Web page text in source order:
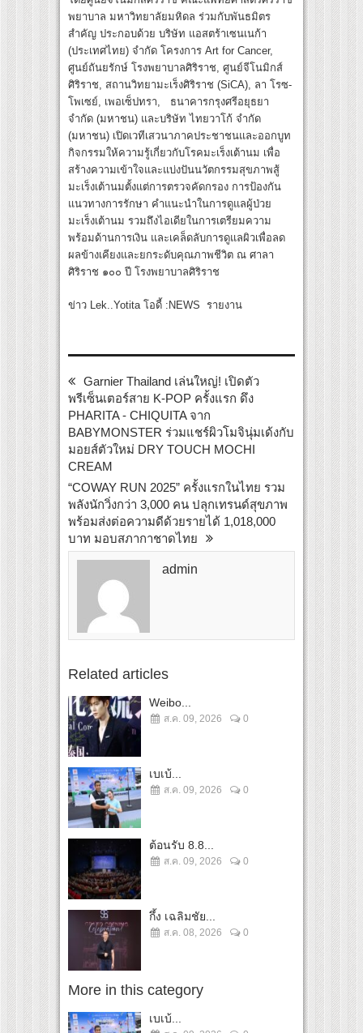
พยาบาล มหาวิทยาลัยมหิดล ร่วมกับพันธมิตร
สำคัญ ประกอบด้วย บริษัท แอสตร้าเซนเนก้า
(ประเทศไทย) จำกัด โครงการ Art for Cancer,
ศูนย์ถันยรักษ์ โรงพยาบาลศิริราช, ศูนย์จีโนมิกส์
ศิริราช, สถานวิทยามะเร็งศิริราช (SiCA), ลา โรซ-
โพเซย์, เพอเซ็ปทรา, ธนาคารกรุงศรีอยุธยา
จำกัด (มหาชน) และบริษัท ไทยวาโก้ จำกัด
(มหาชน) เปิดเวทีเสวนาภาคประชาชนและออกบูท
กิจกรรมให้ความรู้เกี่ยวกับโรคมะเร็งเต้านม เพื่อ
สร้างความเข้าใจและแบ่งปันนวัตกรรมสุขภาพสู้
มะเร็งเต้านมตั้งแต่การตรวจคัดกรอง การป้องกัน
แนวทางการรักษา คำแนะนำในการดูแลผู้ป่วย
มะเร็งเต้านม รวมถึงไอเดียในการเตรียมความ
พร้อมด้านการเงิน และเคล็ดลับการดูแลผิวเพื่อลด
ผลข้างเคียงและยกระดับคุณภาพชีวิต ณ ศาลา
ศิริราช ๑๐๐ ปี โรงพยาบาลศิริราช
ข่าว Lek..Yotita โอดี้ :NEWS รายงาน
Garnier Thailand เล่นใหญ่! เปิดตัว
พรีเซ็นเตอร์สาย K-POP ครั้งแรก ดึง
PHARITA - CHIQUITA จาก
BABYMONSTER ร่วมแชร์ผิวโมจินุ่มเด้งกับ
มอยส์ตัวใหม่ DRY TOUCH MOCHI
CREAM
“COWAY RUN 2025” ครั้งแรกในไทย รวม
พลังนักวิ่งกว่า 3,000 คน ปลุกเทรนด์สุขภาพ
พร้อมส่งต่อความดีด้วยรายได้ 1,018,000
บาท มอบสภากาชาดไทย
admin
Related articles
Weibo...
ส.ค. 09, 2026 0
เบเบ้...
ส.ค. 09, 2026 0
ต้อนรับ 8.8...
ส.ค. 09, 2026 0
กึ้ง เฉลิมชัย...
ส.ค. 08, 2026 0
More in this category
เบเบ้...